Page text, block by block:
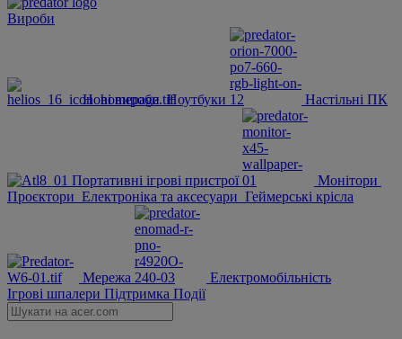
Вироби
Нові вироби Ноутбуки Настільні ПК
Портативні ігрові пристрої
Монітори
Проєктори Електроніка та аксесуари Геймерські крісла
Мережа
Електромобільність
Ігрові шпалери Підтримка Події